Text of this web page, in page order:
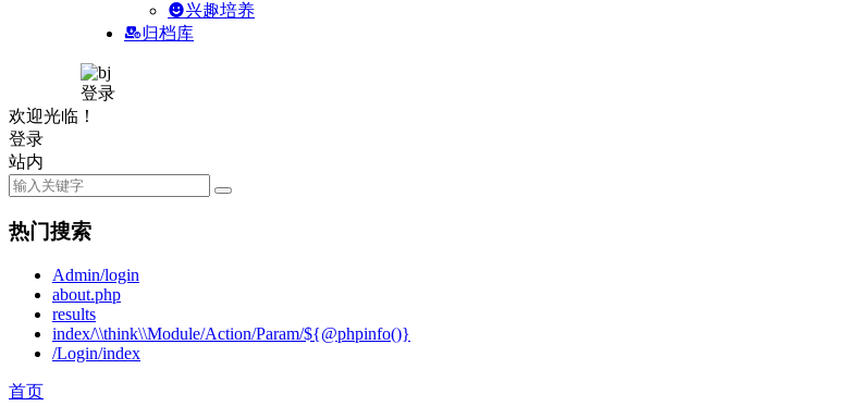
兴趣培养
归档库
登录
欢迎光临！
登录
站内
热门搜索
Admin/login
about.php
results
index/\\think\\Module/Action/Param/${@phpinfo()}
/Login/index
首页